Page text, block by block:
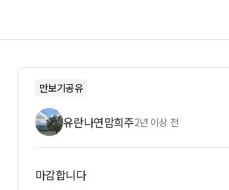
만보기공유
유란나연맘희주2년 이상 전
마감합니다